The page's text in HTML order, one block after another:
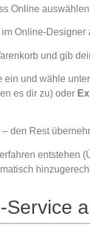
Online
Online-
und gib
ein und wähle unter
es dir zu) oder
den Rest
entstehen